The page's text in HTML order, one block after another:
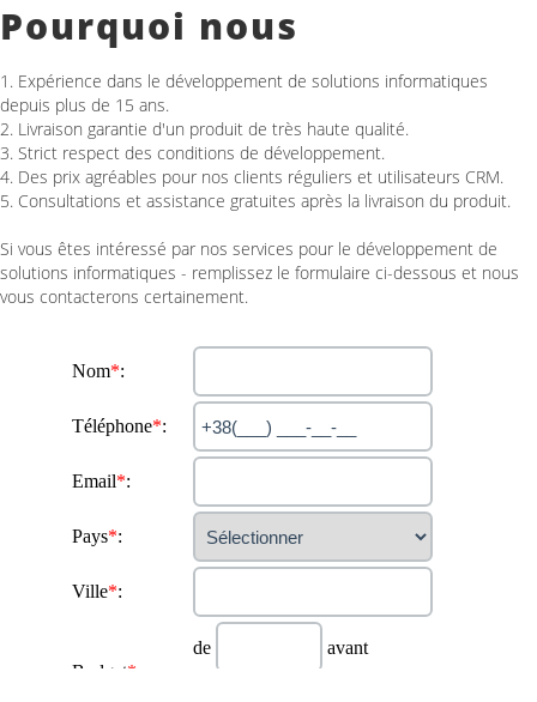
Pourquoi nous
1. Expérience dans le développement de solutions informatiques
depuis plus de 15 ans.
2. Livraison garantie d'un produit de très haute qualité.
3. Strict respect des conditions de développement.
4. Des prix agréables pour nos clients réguliers et utilisateurs CRM.
5. Consultations et assistance gratuites après la livraison du produit.
Si vous êtes intéressé par nos services pour le développement de
solutions informatiques - remplissez le formulaire ci-dessous et nous
vous contacterons certainement.